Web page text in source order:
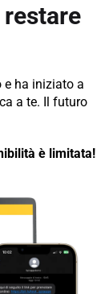
e ha iniziato a
a te. Il futuro
è limitata!